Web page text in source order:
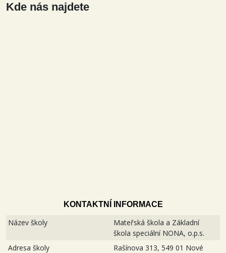
Kde nás najdete
KONTAKTNÍ INFORMACE
Název školy
Mateřská škola a Základní
škola speciální NONA, o.p.s.
Adresa školy
Rašínova 313, 549 01 Nové